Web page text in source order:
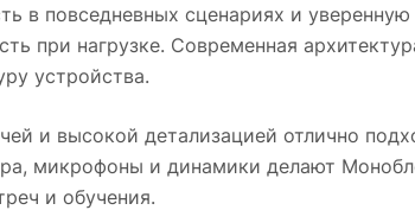
в повседневных сценариях и
при нагрузке. Современная
устройства.
и высокой детализацией отлично
микрофоны и динамики делают
и обучения.